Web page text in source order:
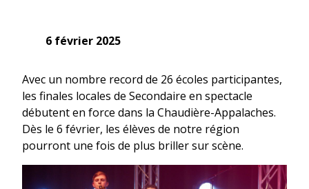
6 février 2025
Avec un nombre record de 26 écoles participantes,
les finales locales de Secondaire en spectacle
débutent en force dans la Chaudière-Appalaches.
Dès le 6 février, les élèves de notre région
pourront une fois de plus briller sur scène.